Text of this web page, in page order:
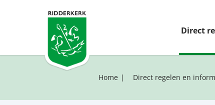
Direct
Home Direct regelen en